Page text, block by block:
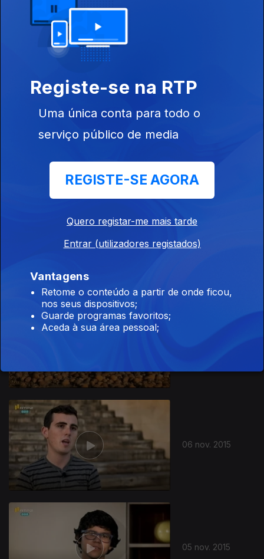
10 nov. 2015
06 nov. 2015
05 nov. 2015
Registe-se na RTP
Uma única conta para todo o
serviço público de media
REGISTE-SE AGORA
Quero registar-me mais tarde
Entrar (utilizadores registados)
Vantagens
Retome o conteúdo a partir de onde ficou,
nos seus dispositivos;
Guarde programas favoritos;
Aceda à sua área pessoal;